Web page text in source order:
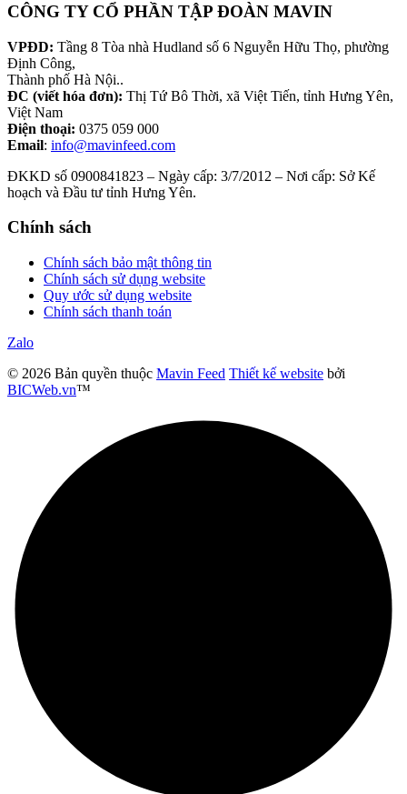
CÔNG TY CỔ PHẦN TẬP ĐOÀN MAVIN
VPĐD: Tầng 8 Tòa nhà Hudland số 6 Nguyễn Hữu Thọ, phường
Định Công,
Thành phố Hà Nội..
ĐC (viết hóa đơn): Thị Tứ Bô Thời, xã Việt Tiến, tỉnh Hưng Yên,
Việt Nam
Điện thoại: 0375 059 000
Email: info@mavinfeed.com
ĐKKD số 0900841823 – Ngày cấp: 3/7/2012 – Nơi cấp: Sở Kế
hoạch và Đầu tư tỉnh Hưng Yên.
Chính sách
Chính sách bảo mật thông tin
Chính sách sử dụng website
Quy ước sử dụng website
Chính sách thanh toán
Zalo
© 2026 Bản quyền thuộc Mavin Feed Thiết kế website bởi
BICWeb.vn™